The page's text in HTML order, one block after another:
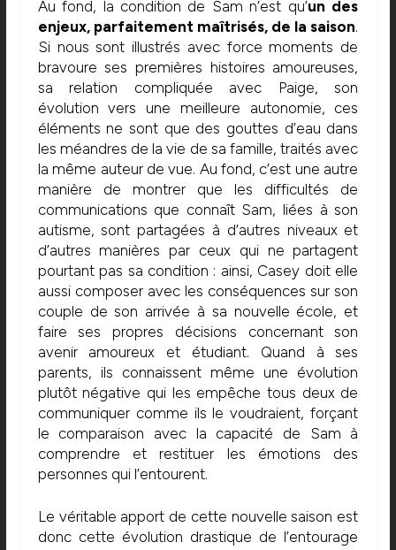
Au fond, la condition de Sam n’est qu’un des
enjeux, parfaitement maîtrisés, de la saison.
Si nous sont illustrés avec force moments de
bravoure ses premières histoires amoureuses,
sa relation compliquée avec Paige, son
évolution vers une meilleure autonomie, ces
éléments ne sont que des gouttes d’eau dans
les méandres de la vie de sa famille, traités avec
la même auteur de vue. Au fond, c’est une autre
manière de montrer que les difficultés de
communications que connaît Sam, liées à son
autisme, sont partagées à d’autres niveaux et
d’autres manières par ceux qui ne partagent
pourtant pas sa condition : ainsi, Casey doit elle
aussi composer avec les conséquences sur son
couple de son arrivée à sa nouvelle école, et
faire ses propres décisions concernant son
avenir amoureux et étudiant. Quand à ses
parents, ils connaissent même une évolution
plutôt négative qui les empêche tous deux de
communiquer comme ils le voudraient, forçant
le comparaison avec la capacité de Sam à
comprendre et restituer les émotions des
personnes qui l’entourent.
Le véritable apport de cette nouvelle saison est
donc cette évolution drastique de l’entourage